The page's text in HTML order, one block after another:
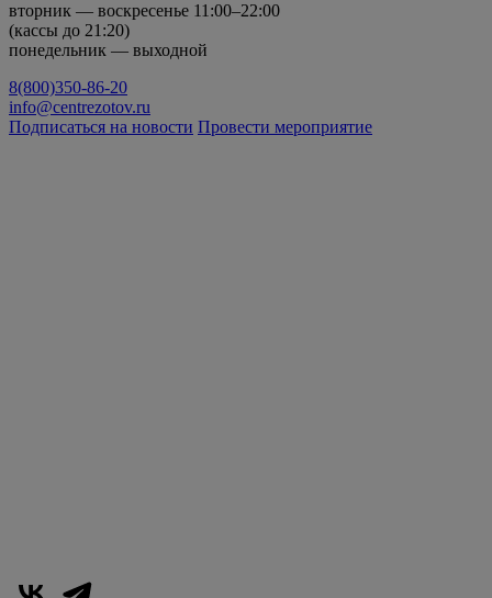
вторник — воскресенье 11:00–22:00
(кассы до 21:20)
понедельник — выходной
8(800)350-86-20
info@centrezotov.ru
Подписаться на новости Провести мероприятие